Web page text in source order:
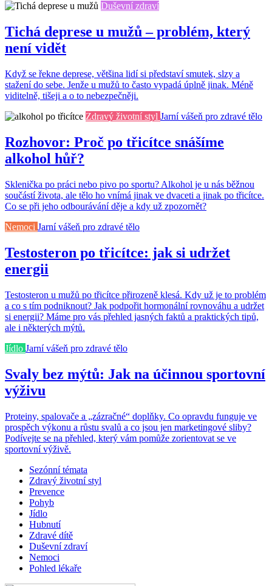
Duševní zdraví
Tichá deprese u mužů – problém, který
není vidět
Když se řekne deprese, většina lidí si představí smutek, slzy a
stažení do sebe. Jenže u mužů to často vypadá úplně jinak. Méně
viditelně, tišeji a o to nebezpečněji.
Zdravý životní styl Jarní vášeň pro zdravé tělo
Rozhovor: Proč po třicítce snášíme
alkohol hůř?
Sklenička po práci nebo pivo po sportu? Alkohol je u nás běžnou
součástí života, ale tělo ho vnímá jinak ve dvaceti a jinak po třicítce.
Co se při jeho odbourávání děje a kdy už zpozornět?
Nemoci Jarní vášeň pro zdravé tělo
Testosteron po třicítce: jak si udržet
energii
Testosteron u mužů po třicítce přirozeně klesá. Kdy už je to problém
a co s tím podniknout? Jak podpořit hormonální rovnováhu a udržet
si energii? Máme pro vás přehled jasných faktů a praktických tipů,
ale i některých mýtů.
Jídlo Jarní vášeň pro zdravé tělo
Svaly bez mýtů: Jak na účinnou sportovní
výživu
Proteiny, spalovače a „zázračné“ doplňky. Co opravdu funguje ve
prospěch výkonu a růstu svalů a co jsou jen marketingové sliby?
Podívejte se na přehled, který vám pomůže zorientovat se ve
sportovní výživě.
Sezónní témata
Zdravý životní styl
Prevence
Pohyb
Jídlo
Hubnutí
Zdravé dítě
Duševní zdraví
Nemoci
Pohled lékaře